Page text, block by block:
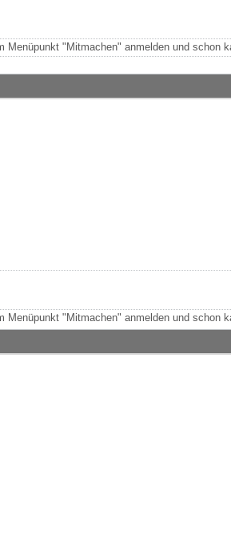
Menüpunkt "Mitmachen" anmelden und schon
Menüpunkt "Mitmachen" anmelden und schon